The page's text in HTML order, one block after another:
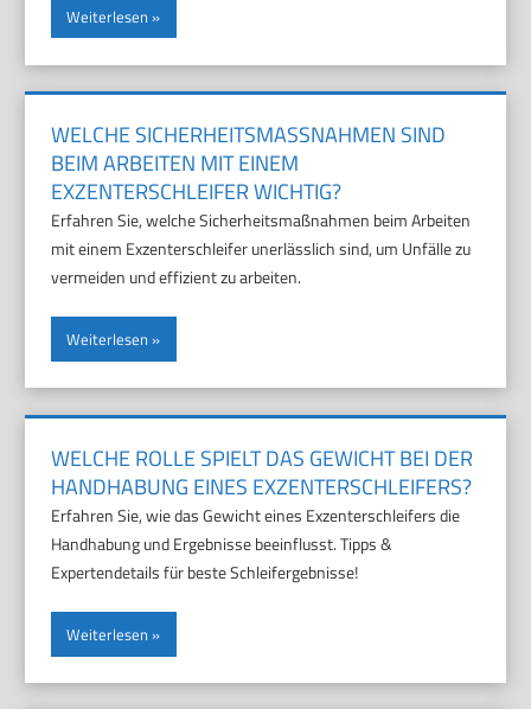
Weiterlesen
WELCHE SICHERHEITSMASSNAHMEN SIND B
EIM ARBEITEN MIT EINEM E
XZENTERSCHLEIFER WICHTIG?
Erfahren Sie, welche Sicherheitsmaßnahmen beim Arbeiten
mit einem Exzenterschleifer unerlässlich sind, um Unfälle zu
vermeiden und effizient zu arbeiten.
Weiterlesen
WELCHE ROLLE SPIELT DAS GEWICHT BEI DER
HANDHABUNG EINES EXZENTERSCHLEIFERS?
Erfahren Sie, wie das Gewicht eines Exzenterschleifers die
Handhabung und Ergebnisse beeinflusst. Tipps &
Expertendetails für beste Schleifergebnisse!
Weiterlesen